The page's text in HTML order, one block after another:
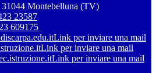
Montebelluna (TV)
23587
609175
Link per inviare una mail
Link per inviare una mail
Link per inviare una mail